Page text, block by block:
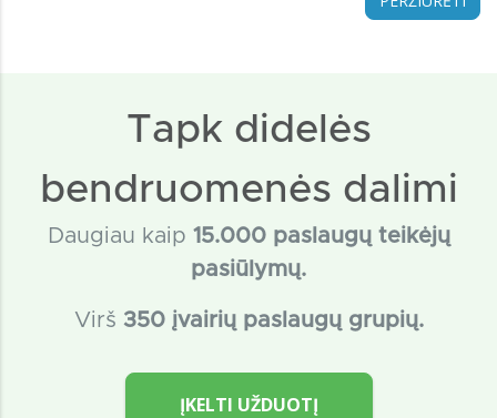
Tapk didelės
bendruomenės dalimi
Daugiau kaip 15.000 paslaugų teikėjų
pasiūlymų.
Virš 350 įvairių paslaugų grupių.
ĮKELTI UŽDUOTĮ